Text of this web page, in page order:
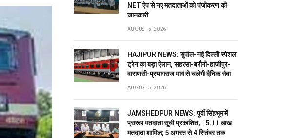
NET ऐप से नए मतदाताओं को पंजीकरण की
जानकारी
AUGUST 5, 2026
HAJIPUR NEWS: सुपौल-नई दिल्ली स्पेशल
ट्रेन का बड़ा ऐलान, सहरसा-बरौनी-हाजीपुर-
वाराणसी-प्रयागराज मार्ग से चलेगी दैनिक सेवा
AUGUST 5, 2026
JAMSHEDPUR NEWS: पूर्वी सिंहभूम में
प्रारूप मतदाता सूची प्रकाशित, 15.11 लाख
मतदाता शामिल; 5 अगस्त से 4 सितंबर तक